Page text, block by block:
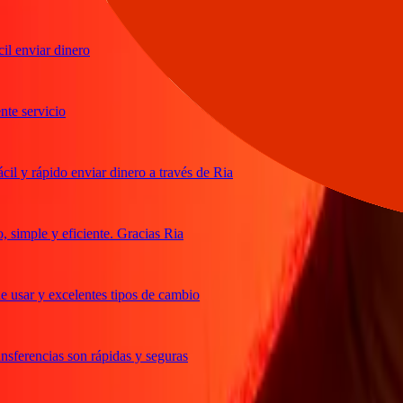
dinero
enviar dinero a través de Ria
y eficiente. Gracias Ria
y excelentes tipos de cambio
son rápidas y seguras